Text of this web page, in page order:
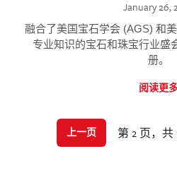
January 26,
融合了美国宝石学会 (AGS) 和
专业知识的宝石和珠宝行业盛
册。
阅读更
上一页 第 2 页，共